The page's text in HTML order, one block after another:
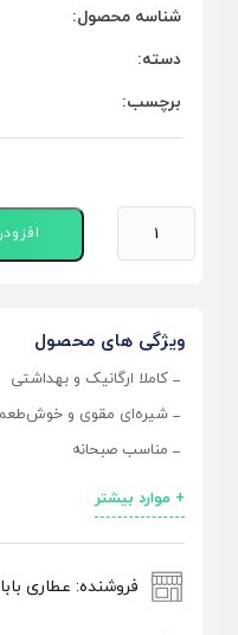
شناسه محصول:
دسته:
برچسب:
ویژگی های محصول
کاملا ارگانیک و بهداشتی
شیره‌ای مقوی و
مناسب صبحانه
+ موارد بیشتر
فروشنده: عطاری